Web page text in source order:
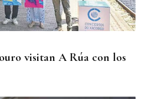
visitan A Rúa con los